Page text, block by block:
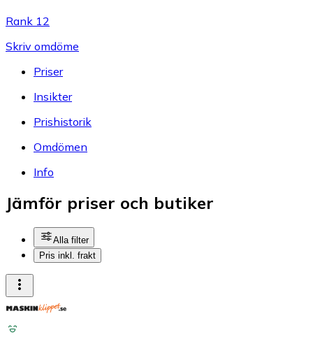
Rank 12
Skriv omdöme
Priser
Insikter
Prishistorik
Omdömen
Info
Jämför priser och butiker
Alla filter
Pris inkl. frakt